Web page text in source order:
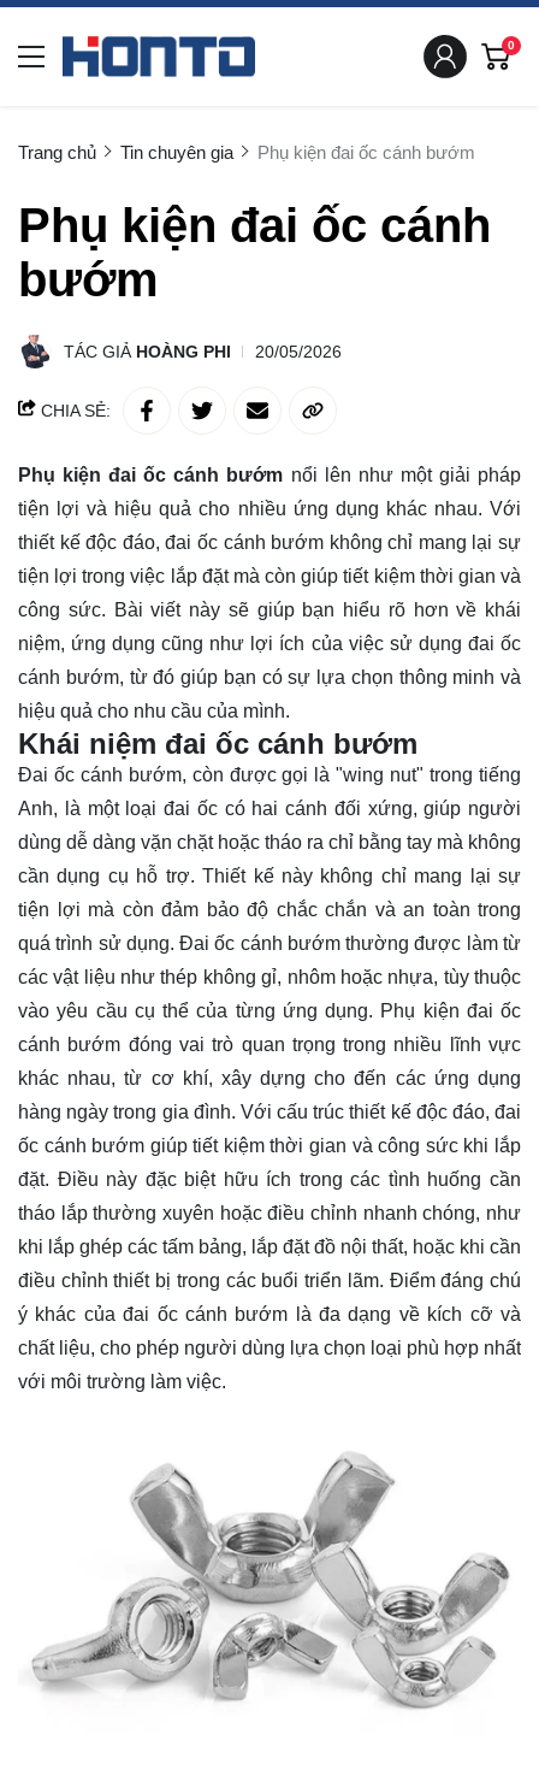
0
Trang chủ Tin chuyên gia Phụ kiện đai ốc cánh bướm
Phụ kiện đai ốc cánh
bướm
TÁC GIẢ HOÀNG PHI 20/05/2026
CHIA SẺ:
Phụ kiện đai ốc cánh bướm nổi lên như một giải pháp
tiện lợi và hiệu quả cho nhiều ứng dụng khác nhau. Với
thiết kế độc đáo, đai ốc cánh bướm không chỉ mang lại sự
tiện lợi trong việc lắp đặt mà còn giúp tiết kiệm thời gian và
công sức. Bài viết này sẽ giúp bạn hiểu rõ hơn về khái
niệm, ứng dụng cũng như lợi ích của việc sử dụng đai ốc
cánh bướm, từ đó giúp bạn có sự lựa chọn thông minh và
hiệu quả cho nhu cầu của mình.
Khái niệm đai ốc cánh bướm
Đai ốc cánh bướm, còn được gọi là "wing nut" trong tiếng
Anh, là một loại đai ốc có hai cánh đối xứng, giúp người
dùng dễ dàng vặn chặt hoặc tháo ra chỉ bằng tay mà không
cần dụng cụ hỗ trợ. Thiết kế này không chỉ mang lại sự
tiện lợi mà còn đảm bảo độ chắc chắn và an toàn trong
quá trình sử dụng. Đai ốc cánh bướm thường được làm từ
các vật liệu như thép không gỉ, nhôm hoặc nhựa, tùy thuộc
vào yêu cầu cụ thể của từng ứng dụng. Phụ kiện đai ốc
cánh bướm đóng vai trò quan trọng trong nhiều lĩnh vực
khác nhau, từ cơ khí, xây dựng cho đến các ứng dụng
hàng ngày trong gia đình. Với cấu trúc thiết kế độc đáo, đai
ốc cánh bướm giúp tiết kiệm thời gian và công sức khi lắp
đặt. Điều này đặc biệt hữu ích trong các tình huống cần
tháo lắp thường xuyên hoặc điều chỉnh nhanh chóng, như
khi lắp ghép các tấm bảng, lắp đặt đồ nội thất, hoặc khi cần
điều chỉnh thiết bị trong các buổi triển lãm. Điểm đáng chú
ý khác của đai ốc cánh bướm là đa dạng về kích cỡ và
chất liệu, cho phép người dùng lựa chọn loại phù hợp nhất
với môi trường làm việc.